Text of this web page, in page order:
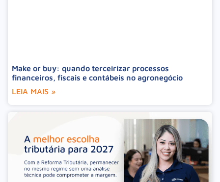
Make or buy: quando terceirizar processos
financeiros, fiscais e contábeis no agronegócio
LEIA MAIS »